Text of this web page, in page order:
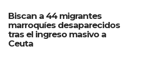
Biscan a 44 migrantes
marroquíes desaparecidos
tras el ingreso masivo a
Ceuta